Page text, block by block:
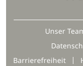
Unser
Barrierefreiheit